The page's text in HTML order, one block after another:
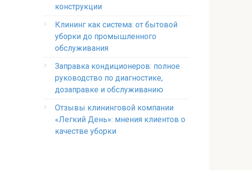
конструкции
Клининг как система: от бытовой
уборки до промышленного
обслуживания
Заправка кондиционеров: полное
руководство по диагностике,
дозаправке и обслуживанию
Отзывы клининговой компании
«Легкий День»: мнения клиентов о
качестве уборки